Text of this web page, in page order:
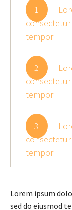
1
consectetur
tempor
2
consectetur
tempor
3
consectetur
tempor
Lorem ipsum
sed do eiusmod